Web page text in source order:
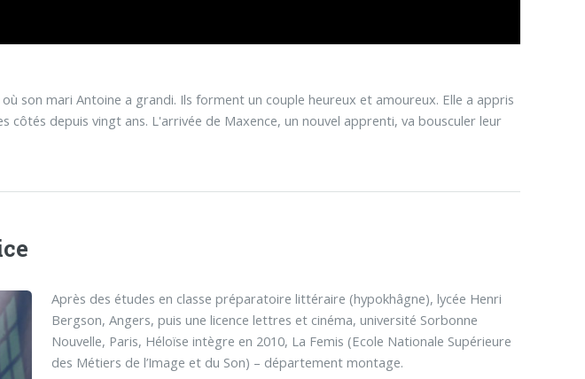
son mari Antoine a grandi. Ils forment un couple heureux et amoureux. Elle a appris
côtés depuis vingt ans. L'arrivée de Maxence, un nouvel apprenti, va bousculer leur
Après des études en classe préparatoire littéraire (hypokhâgne), lycée Henri
Bergson, Angers, puis une licence lettres et cinéma, université Sorbonne
Nouvelle, Paris, Héloïse intègre en 2010, La Femis (Ecole Nationale Supérieure
des Métiers de l’Image et du Son) – département montage.